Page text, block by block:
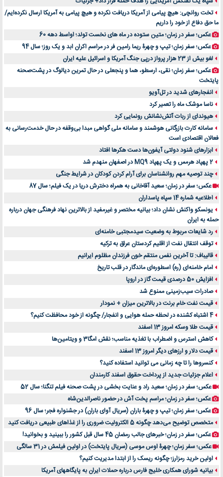
تخت روانچی: هیچ پیامی از آمریکا دریافت نکرده و هیچ پیامی به آمریکا ارسال نکرده‌ایم/
ما حق دفاع از خود را داریم
عکس؛ سفر در زمان؛ متین ستوده در ماه های نخست تولد؛ اواسط دهه 60
عکس؛ سفر زمان؛ تیپ و چهرۀ ریما رامین فر در مراسم اکران ابد و یک روز؛ سال 94
لغو بیش از 23 هزار پرواز درپی جنگ آمریکا و اسرائیل علیه ایران
عکس؛ سفر زمان؛ نقی، ارسطو، هما و پنجعلی در حال تمرین دیالوگ در پشت‌صحنه
پایتخت
انفجارهای شدید در تل‌آویو
ناسا موشک ماه را تعمیر کرد
هیوندای از ربات آتش‌نشانش رونمایی کرد
سامانه کارت بازرگانی هوشمند و سامانه ملی گواهی مبدا بی‌وقفه در حال خدمت‌رسانی به
فعالان اقتصادی است
ابزارهای شنود دولتی آیفون‌ها دست هکرها افتاد
2 پهپاد هرمس و یک پهپاد MQ9 در اصفهان منهدم شد
چند توصیه مهم روانشناسان برای آرام کردن کودکان در شرایط جنگی
عکس؛ سفر در زمان؛ سعید آقاخانی به همراه دخترش دریا در یک فیلم؛ سال 87
اطلاعیه شماره 14 سپاه پاسداران
یونسکو واکنش نشان داد؛ بیانیه مختصر و غیرمفید از بالاترین نهاد فرهنگی جهان درباره
حمله به ایران
رد شایعات مربوط به وضعیت سیدمجتبی خامنه‌ای
توقف انتقال نفت از اقلیم کردستان عراق به ترکیه
قالیباف: تا آخرین نفس منتقم خون فرزندان مظلوم ایرانیم
امام خامنه‌ای (ره) اسطوره‌ای ماندگار در قلب تاریخ
افزایش 50 درصدی قیمت گاز در اروپا
صادرات سیب‌زمینی ممنوع شد
قیمت نفت خام برنت در بالاترین میزان + نمودار
4 اشتباه کشنده در لحظه حمله هوایی و انفجار/ چگونه از خود محافظت کنیم؟
قیمت طلا وسکه امروز 13 اسفند
کاهش استرس و اضطراب با تغذیه مناسب؛ نقش امگا3 و ویتامین‌ها
قیمت دلار و ارزهای دیگر امروز 13 اسفند
کنسروها را تا چه زمانی می توانید استفاده کنید؟
اعلام جزئیات جدید از پرداخت حقوق اسفند کارمندان
عکس؛ سفر در زمان؛ سعید راد و عنایت بخشی در پشت صحنه فیلم تنگنا؛ سال 52
عکس؛ سفر در زمان؛ مراسم پخت آش در حضور ناصرالدین‌شاه
عکس؛ سفر زمان؛ تیپ و چهرۀ باران (سریال آوای باران) در جشنواره فجر؛ سال 96
متخصص توضیح می‌دهد چگونه 5 الکترولیت ضروری را از غذاهای طبیعی دریافت کنید
عکس؛ سفر در زمان؛ خبرهای جالب رمضان 45 سال قبل کشور را ببینید و بخوانید!
عکس؛ سفر زمان؛ چهرۀ اوس موسی (سریال پایتخت) در اولین فیلمش در 31 سالگی
اولین خرید رمزارز؛ چگونه ریسک را از ابتدا مدیریت کنیم؟
بیانیه شورای همکاری خلیج فارس درباره حملات ایران به پایگاههای آمریکا